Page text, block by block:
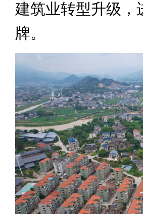
建筑业转型升级，
牌。